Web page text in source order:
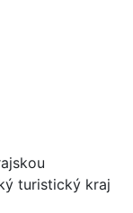
turistický kraj